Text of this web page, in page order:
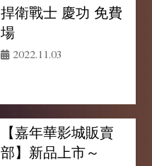
捍衛戰士 慶功 免費
場
2022.11.03
【嘉年華影城販賣
部】新品上市～